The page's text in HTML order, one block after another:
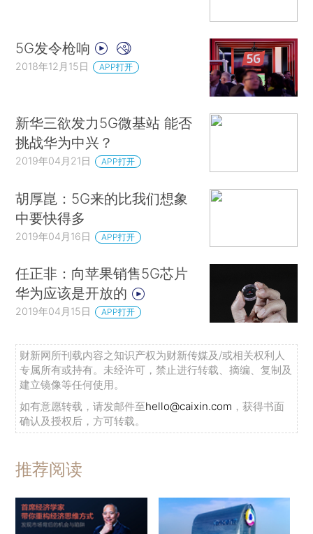
5G发令枪响
2018年12月15日 APP打开
新华三欲发力5G微基站 能否
挑战华为中兴？
2019年04月21日 APP打开
胡厚崑：5G来的比我们想象
中要快得多
2019年04月16日 APP打开
任正非：向苹果销售5G芯片
华为应该是开放的
2019年04月15日 APP打开
财新网所刊载内容之知识产权为财新传媒及/或相关权利人
专属所有或持有。未经许可，禁止进行转载、摘编、复制及
建立镜像等任何使用。
如有意愿转载，请发邮件至hello@caixin.com ，获得书面
确认及授权后，方可转载。
推荐阅读